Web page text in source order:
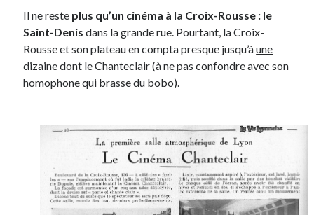
Il ne reste plus qu’un cinéma à la Croix-Rousse : le
Saint-Denis dans la grande rue. Pourtant, la Croix-
Rousse et son plateau en compta presque jusqu’àune
dizainedont le Chanteclair (à ne pas confondre avec son
homophone qui brasse du bobo).